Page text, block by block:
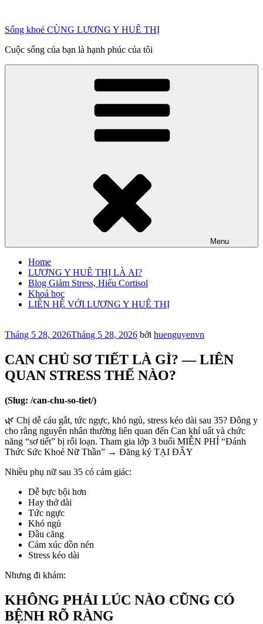
phần
dung
Sống khoẻ CÙNG LƯƠNG Y HUÊ THỊ
Cuộc sống của bạn là hạnh phúc của tôi
Menu
Home
LƯƠNG Y HUÊ THỊ LÀ AI?
Blog Giảm Stress, Hiểu Cortisol
Khoá học
LIÊN HỆ VỚI LƯƠNG Y HUÊ THỊ
Đăng
Tháng 5 28, 2026Tháng 5 28, 2026 bởi huenguyenvn
CAN CHỦ SƠ TIẾT LÀ GÌ? — LIÊN
QUAN STRESS THẾ NÀO?
(Slug: /can-chu-so-tiet/)
🌿 Chị dễ cáu gắt, tức ngực, khó ngủ, stress kéo dài sau 35? Đông y
cho rằng nguyên nhân thường liên quan đến Can khí uất và chức
năng “sơ tiết” bị rối loạn. Tham gia lớp 3 buổi MIỄN PHÍ “Đánh
Thức Sức Khoẻ Nữ Thần” → Đăng ký TẠI ĐÂY
Nhiều phụ nữ sau 35 có cảm giác:
Dễ bực bội hơn
Hay thở dài
Tức ngực
Khó ngủ
Đầu căng
Cảm xúc dồn nén
Stress kéo dài
Nhưng đi khám:
KHÔNG PHẢI LÚC NÀO CŨNG CÓ
BỆNH RÕ RÀNG